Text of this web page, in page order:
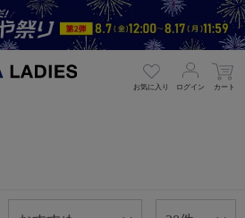
お気に入り ログイン カート